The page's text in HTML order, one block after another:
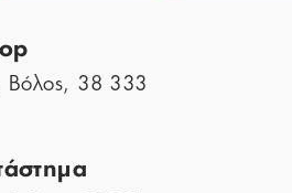
Βόλος, 38 333